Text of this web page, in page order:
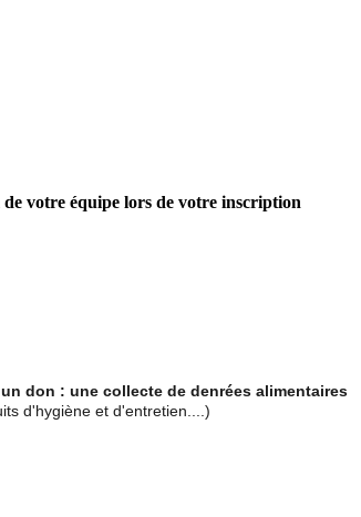
votre équipe lors de votre inscription
don : une collecte de denrées alimentaires
d'hygiène et d'entretien....)